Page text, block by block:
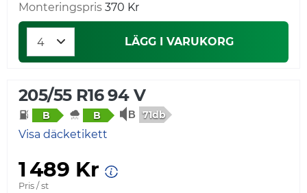
Monteringspris 370 Kr
LÄGG I VARUKORG
205/55 R16 94 V
B B 71db
Visa däcketikett
1 489 Kr
Pris / st